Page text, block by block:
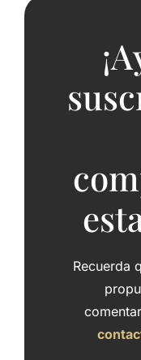
Recuerda